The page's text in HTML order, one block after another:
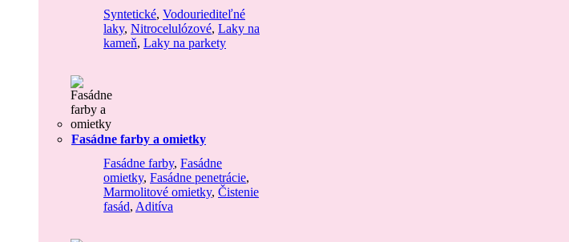
Syntetické, Vodouriediteľné
laky, Nitrocelulózové, Laky na
kameň, Laky na parkety
Fasádne farby a omietky
Fasádne farby, Fasádne
omietky, Fasádne penetrácie,
Marmolitové omietky, Čistenie
fasád, Aditíva